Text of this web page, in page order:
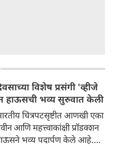
विशेष प्रसंगी 'व्हीजे
हाऊसची भव्य सुरुवात केली
चित्रपटसृष्टीत आणखी एका
आणि महत्त्वाकांक्षी प्रॉडक्शन
भव्य पदार्पण केले आहे.